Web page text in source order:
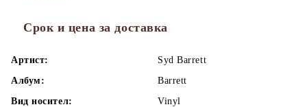
Срок и цена за доставка
Артист:
Syd Barrett
Албум:
Barrett
Вид носител:
Vinyl